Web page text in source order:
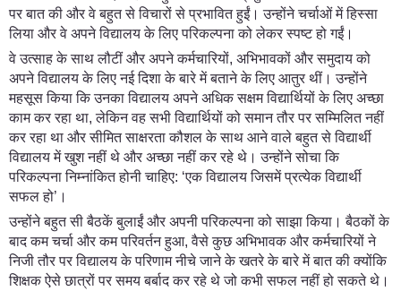
पर बात की और वे बहुत से विचारों से प्रभावित हुईं। उन्होंने चर्चाओं में हिस्सा
लिया और वे अपने विद्यालय के लिए परिकल्पना को लेकर स्पष्ट हो गईं।
वे उत्साह के साथ लौटीं और अपने कर्मचारियों, अभिभावकों और समुदाय को
अपने विद्यालय के लिए नई दिशा के बारे में बताने के लिए आतुर थीं। उन्होंने
महसूस किया कि उनका विद्यालय अपने अधिक सक्षम विद्यार्थियों के लिए अच्छा
काम कर रहा था, लेकिन वह सभी विद्यार्थियों को समान तौर पर सम्मिलित नहीं
कर रहा था और सीमित साक्षरता कौशल के साथ आने वाले बहुत से विद्यार्थी
विद्यालय में खुश नहीं थे और अच्छा नहीं कर रहे थे। उन्होंने सोचा कि
परिकल्पना निम्नांकित होनी चाहिए: ‘एक विद्यालय जिसमें प्रत्येक विद्यार्थी
सफल हो’।
उन्होंने बहुत सी बैठकें बुलाईं और अपनी परिकल्पना को साझा किया। बैठकों के
बाद कम चर्चा और कम परिवर्तन हुआ, वैसे कुछ अभिभावक और कर्मचारियों ने
निजी तौर पर विद्यालय के परिणाम नीचे जाने के खतरे के बारे में बात की क्योंकि
शिक्षक ऐसे छात्रों पर समय बर्बाद कर रहे थे जो कभी सफल नहीं हो सकते थे।